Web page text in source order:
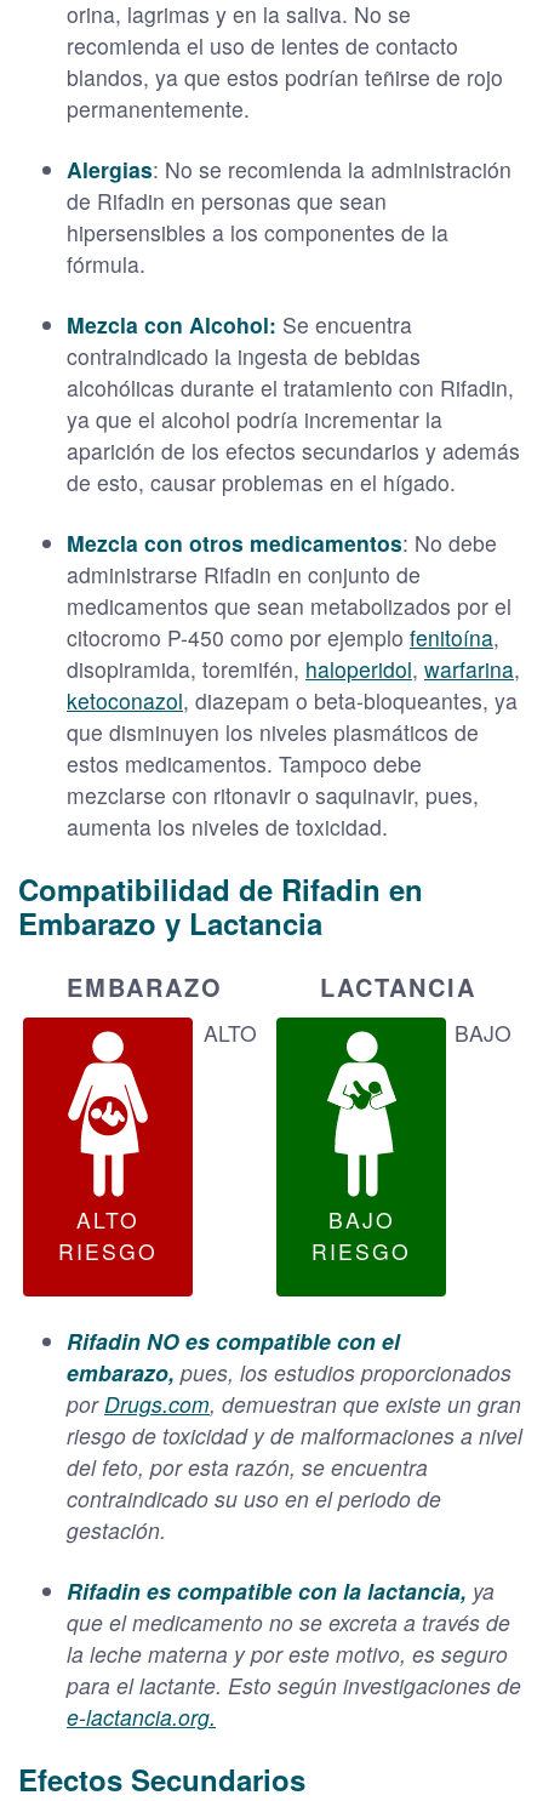
orina, lagrimas y en la saliva. No se
recomienda el uso de lentes de contacto
blandos, ya que estos podrían teñirse de rojo
permanentemente.
Alergias: No se recomienda la administración
de Rifadin en personas que sean
hipersensibles a los componentes de la
fórmula.
Mezcla con Alcohol: Se encuentra
contraindicado la ingesta de bebidas
alcohólicas durante el tratamiento con Rifadin,
ya que el alcohol podría incrementar la
aparición de los efectos secundarios y además
de esto, causar problemas en el hígado.
Mezcla con otros medicamentos: No debe
administrarse Rifadin en conjunto de
medicamentos que sean metabolizados por el
citocromo P-450 como por ejemplo fenitoína,
disopiramida, toremifén, haloperidol, warfarina,
ketoconazol, diazepam o beta-bloqueantes, ya
que disminuyen los niveles plasmáticos de
estos medicamentos. Tampoco debe
mezclarse con ritonavir o saquinavir, pues,
aumenta los niveles de toxicidad.
Compatibilidad de Rifadin en
Embarazo y Lactancia
EMBARAZO
ALTO
RIESGO
ALTO
LACTANCIA
BAJO
RIESGO
BAJO
Rifadin NO es compatible con el
embarazo, pues, los estudios proporcionados
por Drugs.com, demuestran que existe un gran
riesgo de toxicidad y de malformaciones a nivel
del feto, por esta razón, se encuentra
contraindicado su uso en el periodo de
gestación.
Rifadin es compatible con la lactancia, ya
que el medicamento no se excreta a través de
la leche materna y por este motivo, es seguro
para el lactante. Esto según investigaciones de
e-lactancia.org.
Efectos Secundarios